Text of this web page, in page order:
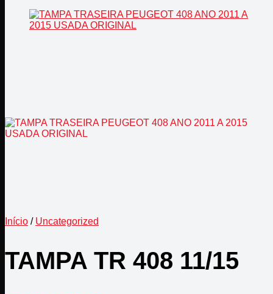
Início / Uncategorized
TAMPA TR 408 11/15